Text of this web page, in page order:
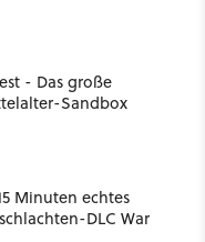
- Das große
Sandbox
Minuten echtes
DLC War